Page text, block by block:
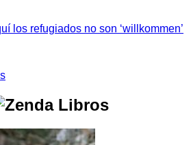
los refugiados no son ‘willkommen’